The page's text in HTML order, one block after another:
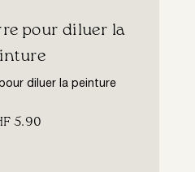
pour diluer la
diluer la peinture
5.90